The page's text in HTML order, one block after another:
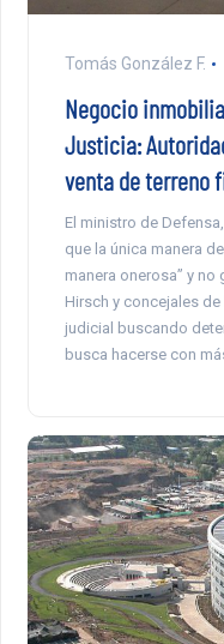
Tomás González F.
Negocio
Justicia:
venta de terreno
El ministro de
que la única manera
manera onerosa” y
Hirsch y concejales
judicial buscando
busca hacerse con